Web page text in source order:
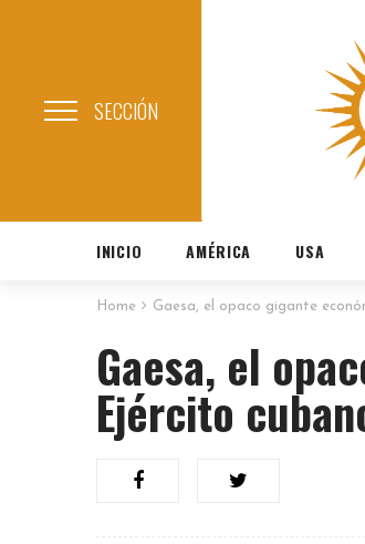
SECCIÓN
INICIO AMÉRICA USA
Home Gaesa, el opaco gigante
Gaesa, el
Ejército